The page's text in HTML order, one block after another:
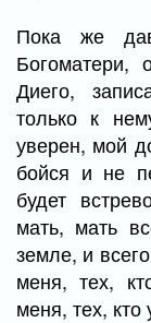
Пока же
Богоматери,
Диего,
только к
уверен, мой
бойся и не
будет
мать, мать
земле, и
меня, тех,
меня, тех,